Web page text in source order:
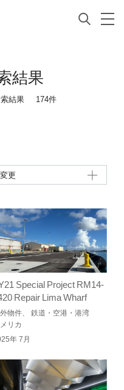
結果
結果 174件
更
Special Project RM14-
Repair Lima Wharf
物件、 鉄道・空港・港湾
リカ
年 7月